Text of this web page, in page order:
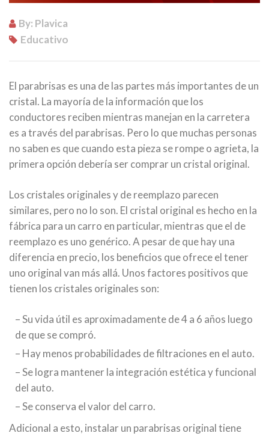
By: Plavica
Educativo
El parabrisas es una de las partes más importantes de un
cristal. La mayoría de la información que los
conductores reciben mientras manejan en la carretera
es a través del parabrisas. Pero lo que muchas personas
no saben es que cuando esta pieza se rompe o agrieta, la
primera opción debería ser comprar un cristal original.
Los cristales originales y de reemplazo parecen
similares, pero no lo son. El cristal original es hecho en la
fábrica para un carro en particular, mientras que el de
reemplazo es uno genérico. A pesar de que hay una
diferencia en precio, los beneficios que ofrece el tener
uno original van más allá. Unos factores positivos que
tienen los cristales originales son:
– Su vida útil es aproximadamente de 4 a 6 años luego
de que se compró.
– Hay menos probabilidades de filtraciones en el auto.
– Se logra mantener la integración estética y funcional
del auto.
– Se conserva el valor del carro.
Adicional a esto, instalar un parabrisas original tiene